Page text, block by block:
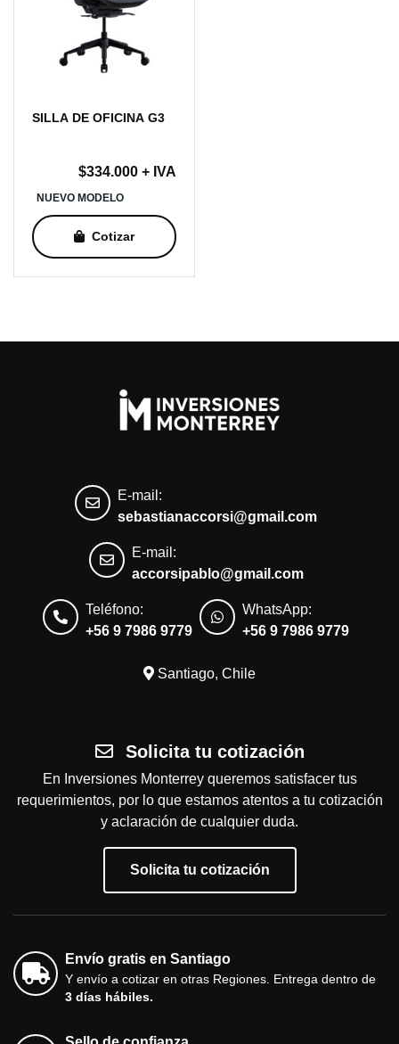
SILLA DE OFICINA G3
$334.000 + IVA
NUEVO MODELO
Cotizar
E-mail:
sebastianaccorsi@gmail.com
E-mail:
accorsipablo@gmail.com
Teléfono:
+56 9 7986 9779
WhatsApp:
+56 9 7986 9779
Santiago, Chile
Solicita tu cotización
En Inversiones Monterrey queremos satisfacer tus
requerimientos, por lo que estamos atentos a tu cotización
y aclaración de cualquier duda.
Solicita tu cotización
Envío gratis en Santiago
Y envío a cotizar en otras Regiones. Entrega dentro de
3 días hábiles.